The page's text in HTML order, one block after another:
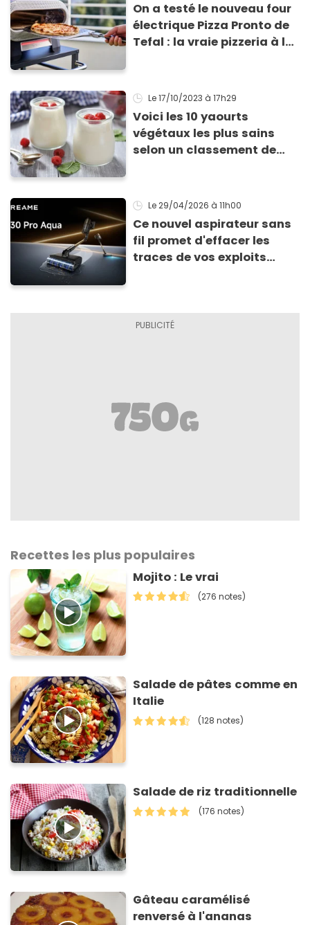
On a testé le nouveau four
électrique Pizza Pronto de
Tefal : la vraie pizzeria à la
Le 17/10/2023 à 17h29
Voici les 10 yaourts
végétaux les plus sains
selon un classement de
Le 29/04/2026 à 11h00
Ce nouvel aspirateur sans
fil promet d'effacer les
traces de vos exploits
Recettes les plus populaires
Mojito : Le vrai
(276 notes)
Salade de pâtes comme en
Italie
(128 notes)
Salade de riz traditionnelle
(176 notes)
Gâteau caramélisé
renversé à l'ananas